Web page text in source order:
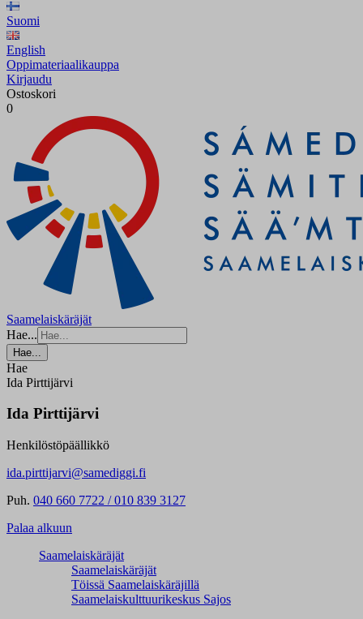
Suomi
English
Oppimateriaalikauppa
Kirjaudu
Ostoskori
0
Saamelaiskäräjät
Hae...
Hae...
Hae
Ida Pirttijärvi
Ida Pirttijärvi
Henkilöstöpäällikkö
ida.pirttijarvi@samediggi.fi
Puh. 040 660 7722 / 010 839 3127
Palaa alkuun
Saamelaiskäräjät
Saamelaiskäräjät
Töissä Saamelaiskäräjillä
Saamelaiskulttuuri­keskus Sajos